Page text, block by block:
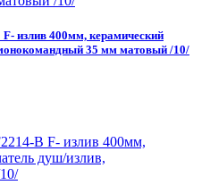
излив 400мм, керамический
35 мм матовый /10/